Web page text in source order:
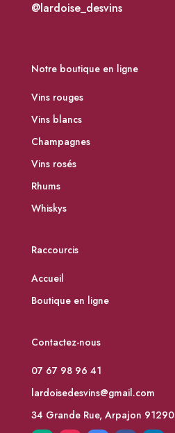
@lardoise_desvins
Notre boutique en ligne
Vins rouges
Vins blancs
Champagnes
Vins rosés
Rhums
Whiskys
Raccourcis
Accueil
Boutique en ligne
Contactez-nous
07 67 98 96 41
lardoisedesvins@gmail.com
34 Grande Rue, Arpajon 91290